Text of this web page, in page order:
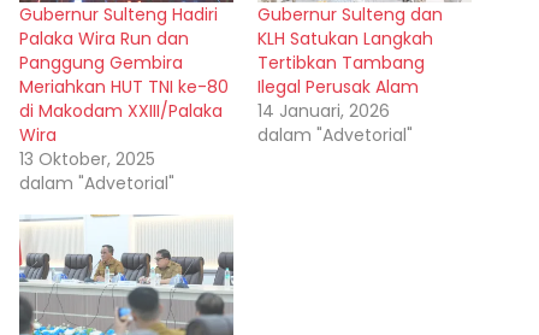
Gubernur Sulteng Hadiri
Palaka Wira Run dan
Panggung Gembira
Meriahkan HUT TNI ke-80
di Makodam XXIII/Palaka
Wira
13 Oktober, 2025
dalam "Advetorial"
Gubernur Sulteng dan
KLH Satukan Langkah
Tertibkan Tambang
Ilegal Perusak Alam
14 Januari, 2026
dalam "Advetorial"